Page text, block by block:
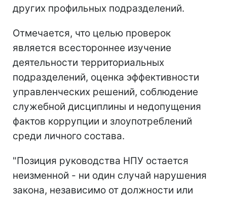
других профильных подразделений.
Отмечается, что целью проверок
является всестороннее изучение
деятельности территориальных
подразделений, оценка эффективности
управленческих решений, соблюдение
служебной дисциплины и недопущения
фактов коррупции и злоупотреблений
среди личного состава.
"Позиция руководства НПУ остается
неизменной - ни один случай нарушения
закона, независимо от должности или